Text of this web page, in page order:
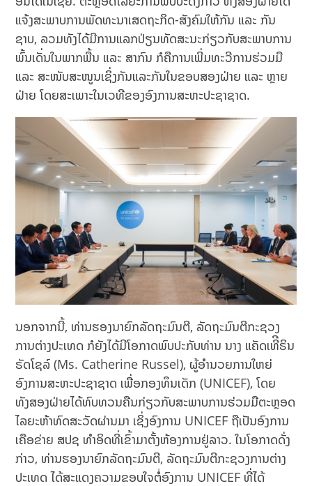
ແຈ້ງສະພາບການພັດທະນາເສດຖະກິດ-ສັງຄົມໃຫ້ກັນ ແລະ ກັນ
ຊາບ, ລວມທັງໄດ້ມີການແລກປ່ຽນທັດສະນະກ່ຽວກັບສະພາບການ
ພົ້ນເດັ່ນໃນພາກພື້ນ ແລະ ສາກົນ ກໍຄືການເພີ່ມທະວີການຮ່ວມມື
ແລະ ສະໜັບສະໜູນເຊິ່ງກັນແລະກັນໃນຂອບສອງຝ່າຍ ແລະ ຫຼາຍ
ຝ່າຍ ໂດຍສະເພາະໃນເວທີຂອງອົງການສະຫະປະຊາຊາດ.
ນອກຈາກນີ້, ທ່ານຮອງນາຍົກລັດຖະມົນຕີ, ລັດຖະມົນຕີກະຊວງ
ການຕ່າງປະເທດ ກໍຍັງໄດ້ມີໂອກາດພົບປະກັບທ່ານ ນາງ ແຄັດເທີີຣິນ
ຣັດໂຊລ໌ (Ms. Catherine Russel), ຜູ້ອໍານວຍການໃຫຍ່
ອົງການສະຫະປະຊາຊາດ ເພື່ອກອງທຶນເດັກ (UNICEF), ໂດຍ
ທັງສອງຝ່າຍໄດ້ທົບທວນຄືນກ່ຽວກັບສະພາບການຮ່ວມມືຕະຫຼອດ
ໄລຍະຫ້າທົດສະວັດຜ່ານມາ ເຊິ່ງອົງການ UNICEF ຖືເປັນອົງການ
ເຄືອຂ່າຍ ສປຊ ທໍາອິດທີ່ເຂົ້າມາຕັ້ງຫ້ອງການຢູ່ລາວ. ໃນໂອກາດດັ່ງ
ກ່າວ, ທ່ານຮອງນາຍົກລັດຖະມົນຕີ, ລັດຖະມົນຕີກະຊວງການຕ່າງ
ປະເທດ ໄດ້ສະແດງຄວາມຂອບໃຈຕໍ່ອົງການ UNICEF ທີ່ໄດ້